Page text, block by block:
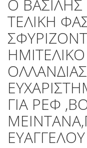
Ο
ΤΕΛΙΚΗ
ΓΙΑ ΡΕΦ